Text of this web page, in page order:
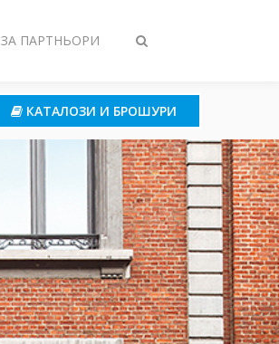
Toggle
ЗА ПАРТНЬОРИ
КАТАЛОЗИ И БРОШУРИ